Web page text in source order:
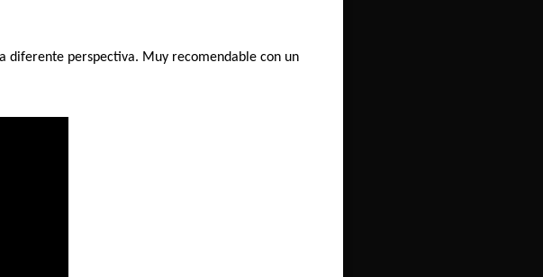
diferente perspectiva. Muy recomendable con un